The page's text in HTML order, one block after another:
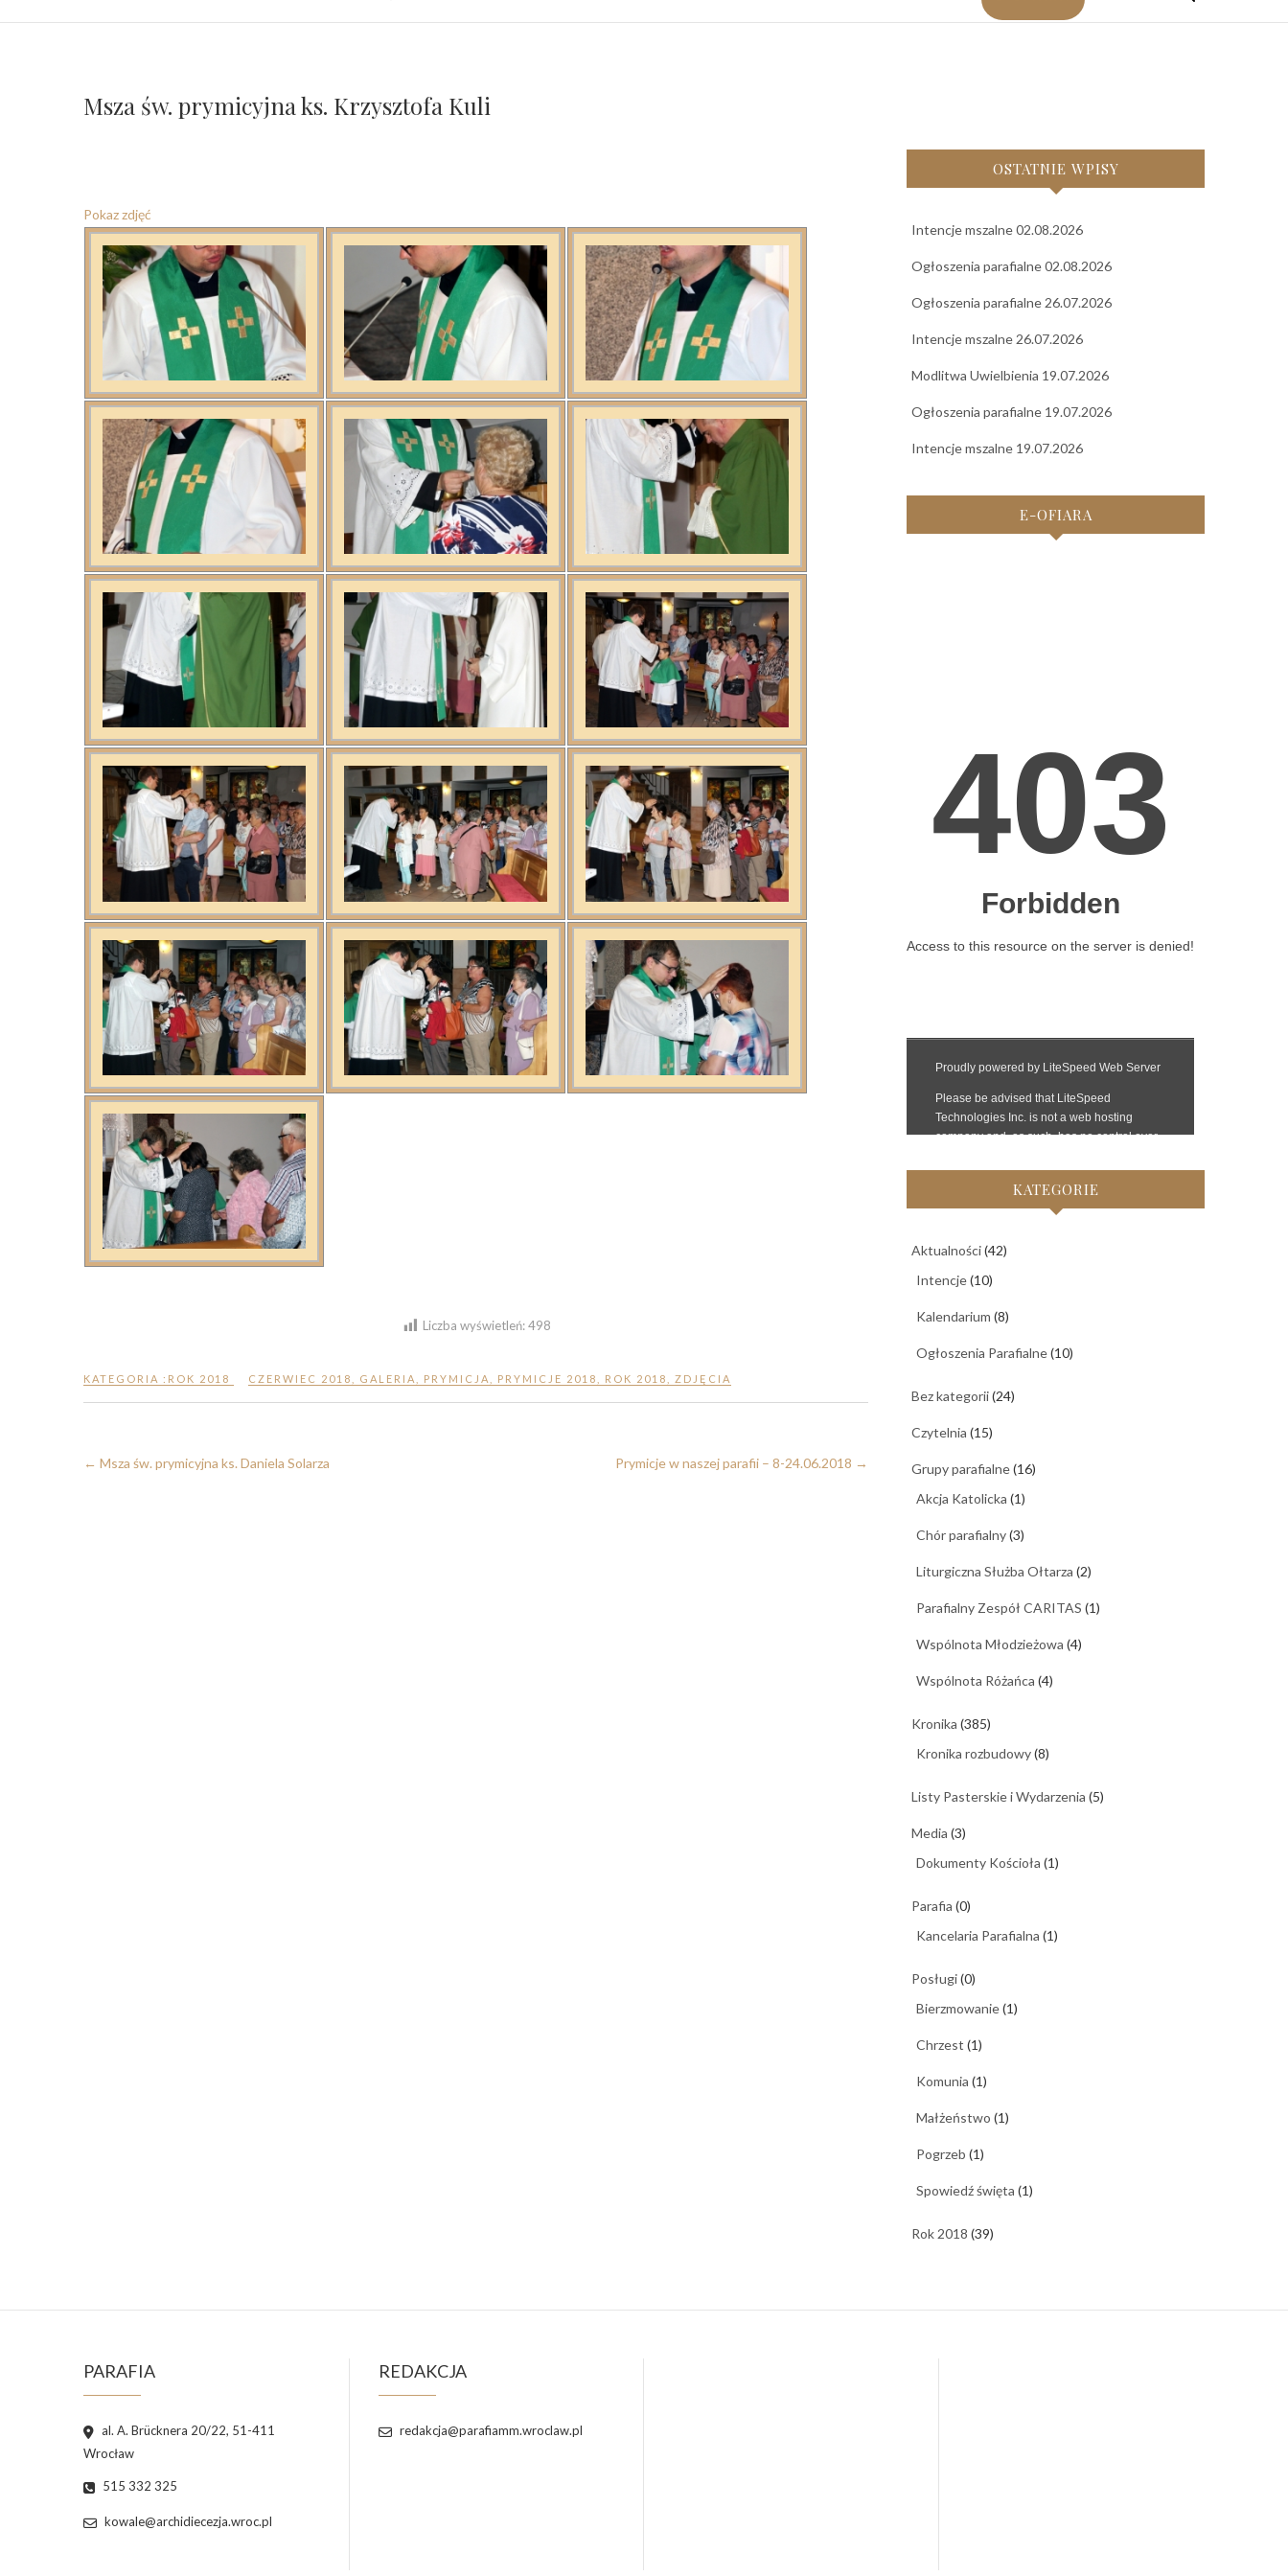
Msza św. prymicyjna ks. Krzysztofa Kuli
Pokaz zdjęć
Liczba wyświetleń:498
KATEGORIA : ROK 2018 CZERWIEC 2018 GALERIA PRYMICJA PRYMICJE 2018 ROK 2018 ZDJĘCIA
← Msza św. prymicyjna ks. Daniela Solarza Prymicje w naszej parafii – 8-24.06.2018 →
OSTATNIE WPISY
Intencje mszalne 02.08.2026
Ogłoszenia parafialne 02.08.2026
Ogłoszenia parafialne 26.07.2026
Intencje mszalne 26.07.2026
Modlitwa Uwielbienia 19.07.2026
Ogłoszenia parafialne 19.07.2026
Intencje mszalne 19.07.2026
E-OFIARA
KATEGORIE
Aktualności(42)
Intencje(10)
Kalendarium (8)
Ogłoszenia Parafialne(10)
Bez kategorii(24)
Czytelnia (15)
Grupy parafialne(16)
Akcja Katolicka (1)
Chór parafialny(3)
Liturgiczna Służba Ołtarza (2)
Parafialny Zespół CARITAS (1)
Wspólnota Młodzieżowa (4)
Wspólnota Różańca (4)
Kronika (385)
Kronika rozbudowy(8)
Listy Pasterskie i Wydarzenia (5)
Media (3)
Dokumenty Kościoła (1)
Parafia (0)
Kancelaria Parafialna (1)
Posługi(0)
Bierzmowanie(1)
Chrzest (1)
Komunia (1)
Małżeństwo (1)
Pogrzeb (1)
Spowiedź święta (1)
Rok 2018 (39)
PARAFIA
al. A. Brücknera 20/22, 51-411
Wrocław
515 332 325
kowale@archidiecezja.wroc.pl
REDAKCJA
redakcja@parafiamm.wroclaw.pl